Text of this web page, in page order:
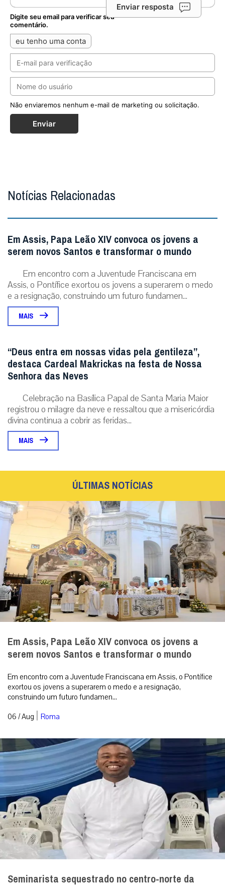
Enviar resposta
Digite seu email para verificar seu
comentário.
eu tenho uma conta
Não enviaremos nenhum e-mail de marketing ou solicitação.
Enviar
Notícias Relacionadas
Em Assis, Papa Leão XIV convoca os jovens a
serem novos Santos e transformar o mundo
Em encontro com a Juventude Franciscana em
Assis, o Pontífice exortou os jovens a superarem o medo
e a resignação, construindo um futuro fundamen...
MAIS
“Deus entra em nossas vidas pela gentileza”,
destaca Cardeal Makrickas na festa de Nossa
Senhora das Neves
Celebração na Basílica Papal de Santa Maria Maior
registrou o milagre da neve e ressaltou que a misericórdia
divina continua a cobrir as feridas...
MAIS
ÚLTIMAS NOTÍCIAS
Em Assis, Papa Leão XIV convoca os jovens a
serem novos Santos e transformar o mundo
Em encontro com a Juventude Franciscana em Assis, o Pontífice
exortou os jovens a superarem o medo e a resignação,
construindo um futuro fundamen...
06 / Aug | Roma
Seminarista sequestrado no centro-norte da